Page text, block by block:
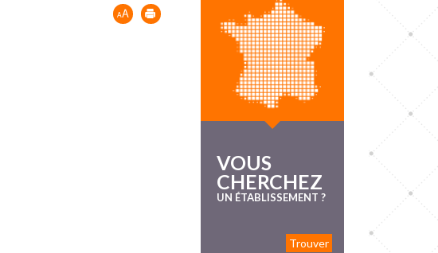
VOUS
CHERCHEZ
UN ÉTABLISSEMENT ?
Trouver